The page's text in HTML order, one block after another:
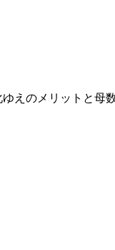
えのメリットと